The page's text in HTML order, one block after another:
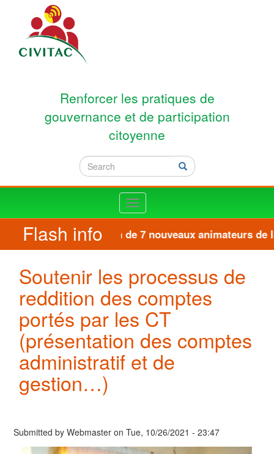
Skip to main content
Renforcer les pratiques de
gouvernance et de participation
citoyenne
Search Search
Toggle
navigation
Flash infoFormation de 7 nouveaux animateurs de
Soutenir les processus de
reddition des comptes
portés par les CT
(présentation des comptes
administratif et de
gestion…)
Submitted by Webmaster on Tue, 10/26/2021 - 23:47